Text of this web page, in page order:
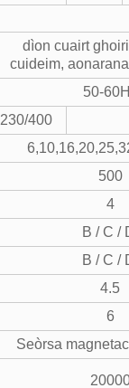
dìon cuairt
cuideim,
50-
230/400
500
4
B / C /
B / C /
4.5
6
Seòrsa